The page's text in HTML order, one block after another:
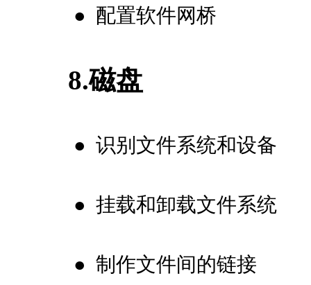
● 配置软件网桥
8.磁盘
● 识别文件系统和设备
● 挂载和卸载文件系统
● 制作文件间的链接